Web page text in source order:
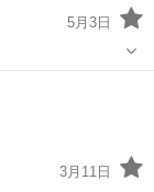
5月3日
3月11日